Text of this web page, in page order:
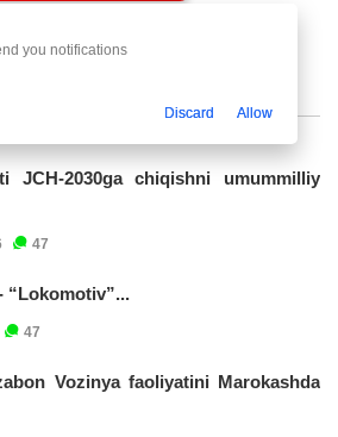
POSTLAR
JCH-2030ga chiqishni umummilliy
47
“Lokomotiv”...
47
Vozinya faoliyatini Marokashda
you notifications
Discard Allow